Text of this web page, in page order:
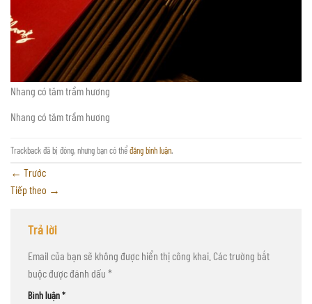
Nhang có tăm trầm hương
Nhang có tăm trầm hương
Trackback đã bị đóng, nhưng bạn có thểđăng bình luận.
← Trước
Tiếp theo →
Trả lời
Email của bạn sẽ không được hiển thị công khai. Các trường bắt
buộc được đánh dấu *
Bình luận*